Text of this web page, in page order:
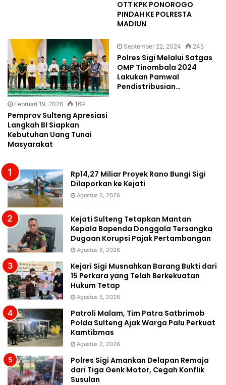
OTT KPK PONOROGO
PINDAH KE POLRESTA
MADIUN
Februari 19, 2026 169
Pemprov Sulteng Apresiasi
Langkah BI Siapkan
Kebutuhan Uang Tunai
Masyarakat
September 22, 2024 245
Polres Sigi Melalui Satgas
OMP Tinombala 2024
Lakukan Pamwal
Pendistribusian…
Rp14,27 Miliar Proyek Rano Bungi Sigi
Dilaporkan ke Kejati
Agustus 6, 2026
Kejati Sulteng Tetapkan Mantan
Kepala Bapenda Donggala Tersangka
Dugaan Korupsi Pajak Pertambangan
Agustus 6, 2026
Kejari Sigi Musnahkan Barang Bukti dari
15 Perkara yang Telah Berkekuatan
Hukum Tetap
Agustus 5, 2026
Patroli Malam, Tim Patra Satbrimob
Polda Sulteng Ajak Warga Palu Perkuat
Kamtibmas
Agustus 2, 2026
Polres Sigi Amankan Delapan Remaja
dari Tiga Genk Motor, Cegah Konflik
Susulan